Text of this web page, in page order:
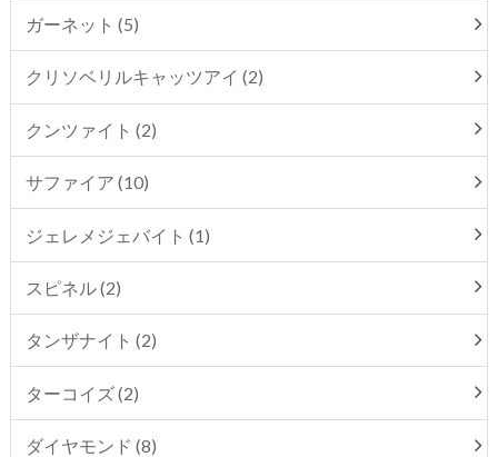
ガーネット (5)
クリソベリルキャッツアイ (2)
クンツァイト (2)
サファイア (10)
ジェレメジェバイト (1)
スピネル (2)
タンザナイト (2)
ターコイズ (2)
ダイヤモンド (8)